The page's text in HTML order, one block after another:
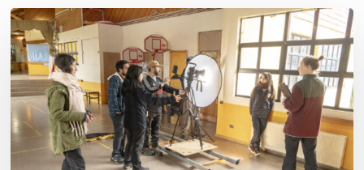
Toda
el
agua
del
mar:
largometraje